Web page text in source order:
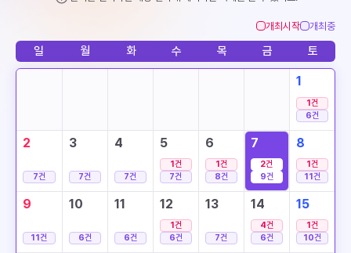
개최시작 개최중
일 월 화 수 목 금 토
1
1건
6건
2
7건
3
7건
4
7건
5
1건
7건
6
1건
8건
7
2건
9건
8
1건
11건
9
11건
10
6건
11
6건
12
1건
6건
13
7건
14
4건
6건
15
1건
10건